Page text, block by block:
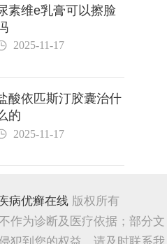
素维e乳膏可以擦脸
2025-11-17
酸依匹斯汀胶囊治什
的
2025-11-17
病优癣在线 版权所有
作为诊断及医疗依据；部分文